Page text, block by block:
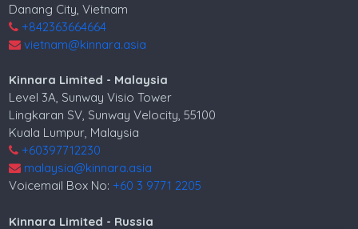
Danang City, Vietnam
+842363664664
vietnam@kinnara.asia
Kinnara Limited - Malaysia
Level 3A, Sunway Visio Tower
Lingkaran SV, Sunway Velocity, 55100
Kuala Lumpur, Malaysia
+60397712230
malaysia@kinnara.asia
Voicemail Box No:+60 3 9771 2205
Kinnara Limited - Russia